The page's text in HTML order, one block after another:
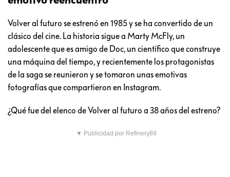
Volver al futuro se estrenó en 1985 y se ha convertido de un
clásico del cine. La historia sigue a Marty McFly, un
adolescente que es amigo de Doc, un científico que construye
una máquina del tiempo, y recientemente los protagonistas
de la saga se reunieron y se tomaron unas emotivas
fotografías que compartieron en Instagram.
¿Qué fue del elenco de Volver al futuro a 38 años del estreno?
▼ Publicidad por Refinery89